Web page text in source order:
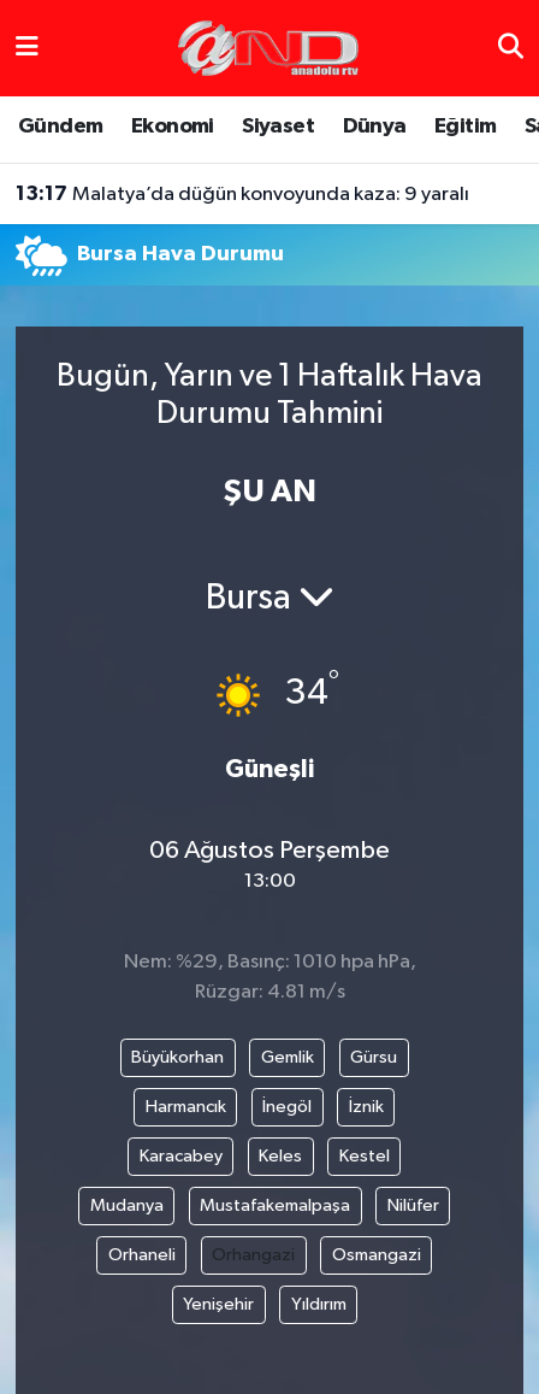
Gündem Ekonomi Siyaset Dünya Eğitim
13:17 Malatya’da düğün konvoyunda kaza: 9 yaralı
Bursa Hava Durumu
Bugün, Yarın ve 1 Haftalık Hava
Durumu Tahmini
ŞU AN
Bursa
34°
Güneşli
06 Ağustos Perşembe
13:00
Nem: %29, Basınç: 1010 hpa hPa,
Rüzgar: 4.81 m/s
Büyükorhan Gemlik Gürsu
Harmancık İnegöl İznik
Karacabey Keles Kestel
Mudanya Mustafakemalpaşa Nilüfer
Orhaneli Orhangazi Osmangazi
Yenişehir Yıldırım
Gündem
Haber Arşivi